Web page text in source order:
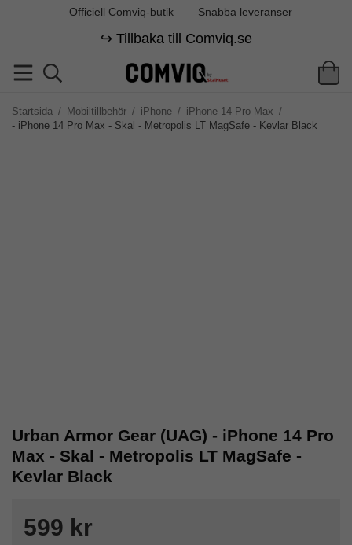
Officiell Comviq-butik Snabba leveranser
↪️ Tillbaka till Comviq.se
Startsida / Mobiltillbehör / iPhone / iPhone 14 Pro Max /
- iPhone 14 Pro Max - Skal - Metropolis LT MagSafe - Kevlar Black
Urban Armor Gear (UAG) - iPhone 14 Pro
Max - Skal - Metropolis LT MagSafe -
Kevlar Black
599 kr